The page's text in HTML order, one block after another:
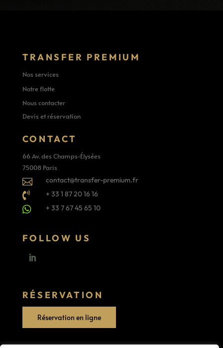
TRANSFER PREMIUM
Nos services
Notre flotte
Nous contacter
Devis et réservation
CONTACT
66 Av. des Champs-Élysées
75008 Paris
 contact@transfer-premium.fr
 + 33 1 87 20 16 16
 + 33 7 67 45 65 10
FOLLOW US
RÉSERVATION
Réservation en ligne